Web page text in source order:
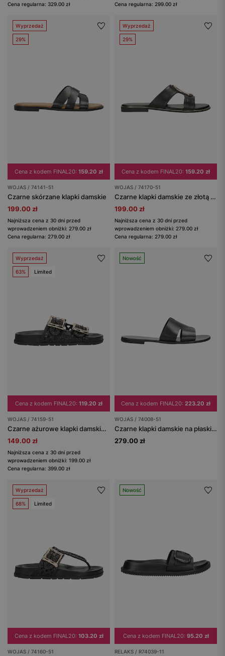
Cena regularna: 329.00 zł
Cena regularna: 299.00 zł
Wyprzedaż
29%
Cena z kodem FINAL20: 159.20 zł
WOJAS / 74141-51
Czarne skórzane klapki damskie
199.00 zł
Najniższa cena z 30 dni przed
wprowadzeniem obniżki: 279.00 zł
Cena regularna: 279.00 zł
Wyprzedaż
29%
Cena z kodem FINAL20: 159.20 zł
WOJAS / 74170-51
Czarne klapki damskie ze złotą ozdobą
199.00 zł
Najniższa cena z 30 dni przed
wprowadzeniem obniżki: 279.00 zł
Cena regularna: 279.00 zł
Wyprzedaż
63% Limited
Cena z kodem FINAL20: 119.20 zł
WOJAS / 74159-51
Czarne ażurowe klapki damskie ze skóry licowej ze złotymi klamrami
149.00 zł
Najniższa cena z 30 dni przed
wprowadzeniem obniżki: 199.00 zł
Cena regularna: 399.00 zł
Nowość
Cena z kodem FINAL20: 223.20 zł
WOJAS / 74008-51
Czarne klapki damskie na płaskiej podeszwie
279.00 zł
Wyprzedaż
68% Limited
Cena z kodem FINAL20: 103.20 zł
WOJAS / 74160-51
Nowość
Cena z kodem FINAL20: 95.20 zł
RELAKS / R74039-11